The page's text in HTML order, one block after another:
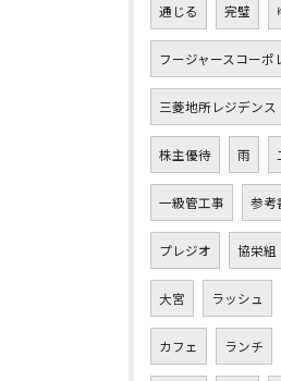
通じる 完璧
フージャースコーポ
三菱地所レジデンス
株主優待 雨
一級管工事 参考
プレジオ 協栄組
大宮 ラッシュ
カフェ ランチ